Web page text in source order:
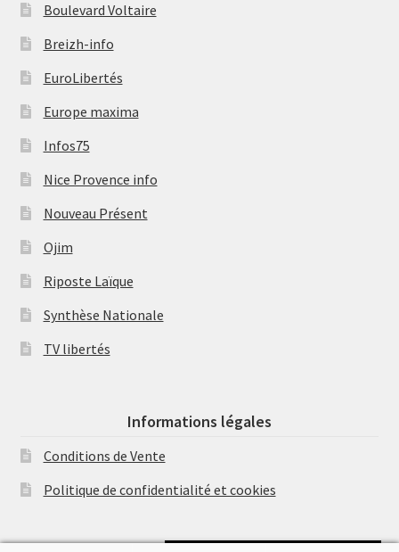
Boulevard Voltaire
Breizh-info
EuroLibertés
Europe maxima
Infos75
Nice Provence info
Nouveau Présent
Ojim
Riposte Laïque
Synthèse Nationale
TV libertés
Informations légales
Conditions de Vente
Politique de confidentialité et cookies